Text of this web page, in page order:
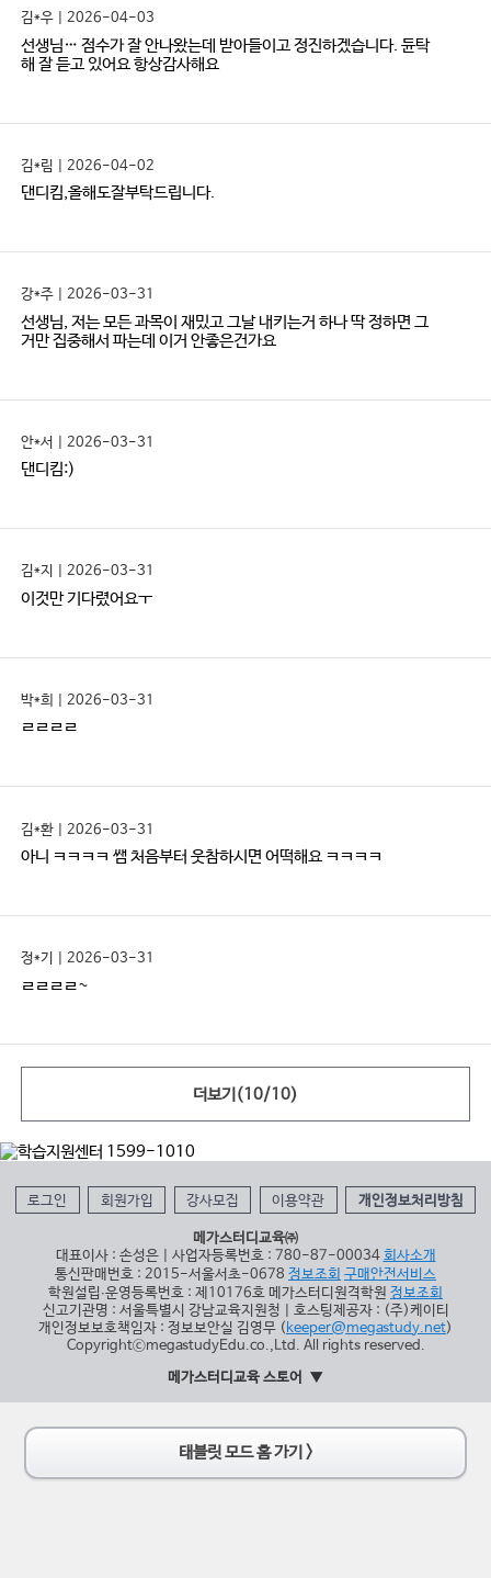
김*우 | 2026-04-03
선생님… 점수가 잘 안나왔는데 받아들이고 정진하겠습니다. 듄탁
해 잘 듣고 있어요 항상감사해요
김*림 | 2026-04-02
댄디킴,올해도잘부탁드립니다.
강*주 | 2026-03-31
선생님, 저는 모든 과목이 재밌고 그날 내키는거 하나 딱 정하면 그
거만 집중해서 파는데 이거 안좋은건가요
안*서 | 2026-03-31
댄디킴:)
김*지 | 2026-03-31
이것만 기다렸어요ㅜ
박*희 | 2026-03-31
ㄹㄹㄹㄹ
김*환 | 2026-03-31
아니 ㅋㅋㅋㅋ 쌤 처음부터 웃참하시면 어떡해요 ㅋㅋㅋㅋ
정*기 | 2026-03-31
ㄹㄹㄹㄹ~
더보기(10/10)
로그인 회원가입 강사모집 이용약관 개인정보처리방침
메가스터디교육㈜
대표이사 : 손성은 | 사업자등록번호 : 780-87-00034 회사소개
통신판매번호 : 2015-서울서초-0678 정보조회 구매안전서비스
학원설립∙운영등록번호 : 제10176호 메가스터디원격학원 정보조회
신고기관명 : 서울특별시 강남교육지원청 | 호스팅제공자 : (주)케이티
개인정보보호책임자 : 정보보안실 김영무 ( keeper@megastudy.net)
CopyrightⓒmegastudyEdu.co.,Ltd. All rights reserved.
메가스터디교육 스토어
태블릿 모드 홈 가기 >